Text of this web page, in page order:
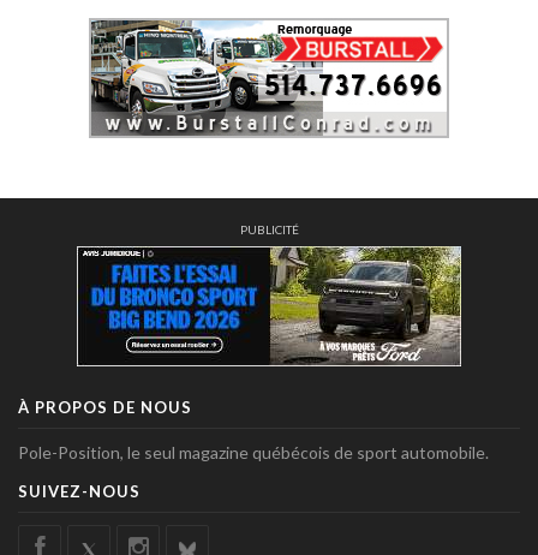
PUBLICITÉ
À PROPOS DE NOUS
Pole-Position, le seul magazine québécois de sport automobile.
SUIVEZ-NOUS